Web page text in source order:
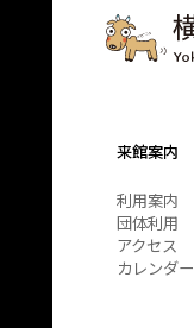
来館案内
利用案内
団体利用
アクセス
カレンダー